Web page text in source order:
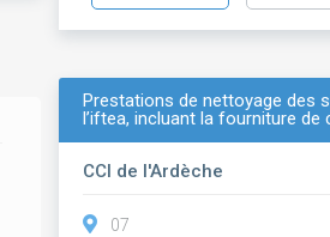
Prestations de nettoyage des
l’iftea, incluant la fourniture
CCI de l'Ardèche
07